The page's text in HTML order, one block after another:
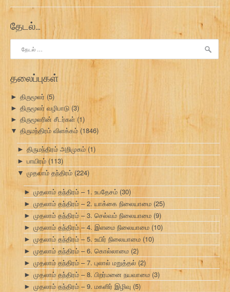
தேடல்…
தேடு:
தலைப்புகள்
► திருமூலர் (5)
► திருமூலர் வழிபாடு (3)
► திருமூலரின் சீடர்கள்(1)
▼ திருமந்திரம் விளக்கம் (1846)
► திருமந்திரம் அறிமுகம் (1)
► பாயிரம் (113)
▼ முதலாம் தந்திரம் (224)
► முதலாம் தந்திரம் – 1. உபதேசம் (30)
► முதலாம் தந்திரம் – 2. யாக்கை நிலையாமை (25)
► முதலாம் தந்திரம் – 3. செல்வம் நிலையாமை (9)
► முதலாம் தந்திரம் – 4. இளமை நிலையாமை (10)
► முதலாம் தந்திரம் – 5. உயிர் நிலையாமை (10)
► முதலாம் தந்திரம் – 6. கொல்லாமை (2)
► முதலாம் தந்திரம் – 7. புலால் மறுத்தல் (2)
► முதலாம் தந்திரம் – 8. பிறர்மனை நயவாமை (3)
► முதலாம் தந்திரம் – 9. மகளிர் இழிவு (5)